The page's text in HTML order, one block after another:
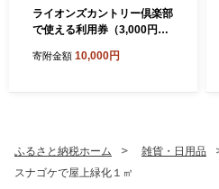
ライオンズカントリー倶楽部
で使える利用券（3,000円
寄附金額 10,000円
ふるさと納税ホーム 雑貨・日用品
スナゴケで屋上緑化１㎡